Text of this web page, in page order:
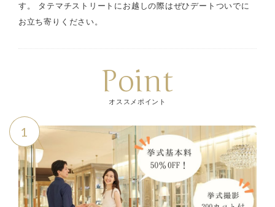
す。 タテマチストリートにお越しの際はぜひデートついでに
お立ち寄りください。
Point
オススメポイント
1